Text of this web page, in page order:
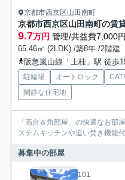
京都市西京区山田南町
京都市西京区山田南町の賃
9.7万円 管理/共益費7,000円
65.46㎡ (2LDK) /築8年 /2階建
阪急嵐山線「上桂」駅 徒歩
駐輪場 オートロック
閑静な住宅地
「高台＆角部屋」の快適なお部
ステムキッチンや追い焚き機能
募集中の部屋
101